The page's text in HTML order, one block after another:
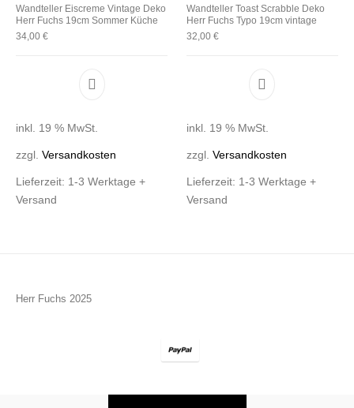
Wandteller Eiscreme Vintage Deko
Herr Fuchs 19cm Sommer Küche
34,00€
inkl. 19 % MwSt.
zzgl.Versandkosten
Lieferzeit: 1-3 Werktage +
Versand
Wandteller Toast Scrabble Deko
Herr Fuchs Typo 19cm vintage
32,00 €
inkl. 19 % MwSt.
zzgl. Versandkosten
Lieferzeit: 1-3 Werktage +
Versand
Herr Fuchs 2025